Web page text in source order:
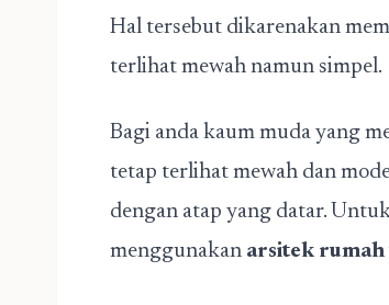
Hal tersebut dikarenakan
terlihat mewah namun simpel.
Bagi anda kaum muda yang
tetap terlihat mewah dan
dengan atap yang datar.
menggunakan arsitek